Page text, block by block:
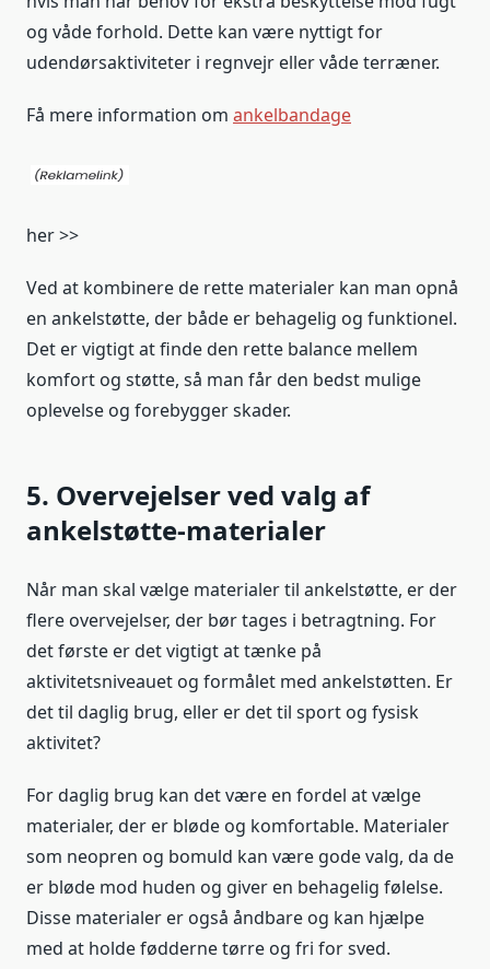
og våde forhold. Dette kan være nyttigt for
udendørsaktiviteter i regnvejr eller våde terræner.
Få mere information om ankelbandage
her >>
Ved at kombinere de rette materialer kan man opnå
en ankelstøtte, der både er behagelig og funktionel.
Det er vigtigt at finde den rette balance mellem
komfort og støtte, så man får den bedst mulige
oplevelse og forebygger skader.
5. Overvejelser ved valg af
ankelstøtte-materialer
Når man skal vælge materialer til ankelstøtte, er der
flere overvejelser, der bør tages i betragtning. For
det første er det vigtigt at tænke på
aktivitetsniveauet og formålet med ankelstøtten. Er
det til daglig brug, eller er det til sport og fysisk
aktivitet?
For daglig brug kan det være en fordel at vælge
materialer, der er bløde og komfortable. Materialer
som neopren og bomuld kan være gode valg, da de
er bløde mod huden og giver en behagelig følelse.
Disse materialer er også åndbare og kan hjælpe
med at holde fødderne tørre og fri for sved.